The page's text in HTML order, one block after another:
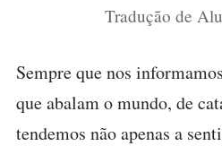
Tradução de
Sempre que nos
que abalam o mundo, de
tendemos não apenas a